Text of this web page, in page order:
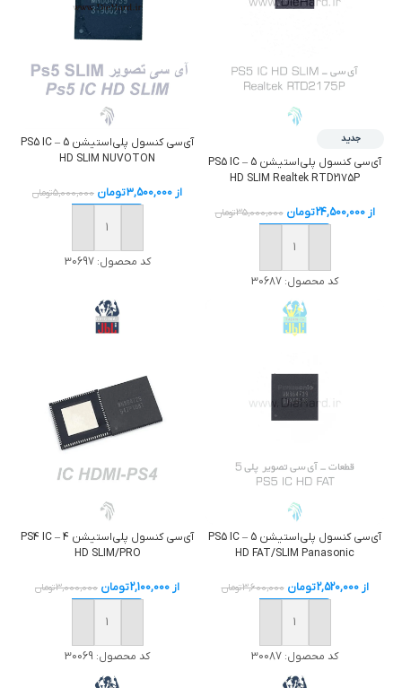
جدید
آی‌سی کنسول پلی‌استیشن 5 – PS5 IC
HD SLIM Realtek RTD2175P
از24,500,000تومان 35,000,000تومان
خرید
کد محصول: 30687
آی‌سی کنسول پلی‌استیشن 5 – PS5 IC
HD SLIM NUVOTON
از 3,500,000تومان 5,000,000تومان
خرید
کد محصول:30697
آی‌سی کنسول پلی‌استیشن 5 – PS5 IC
HD FAT/SLIM Panasonic
از2,520,000تومان 3,600,000تومان
خرید
کد محصول: 30087
آی‌سی کنسول پلی‌استیشن 4 – PS4 IC
HD SLIM/PRO
از2,100,000تومان 3,000,000تومان
خرید
کد محصول: 30069